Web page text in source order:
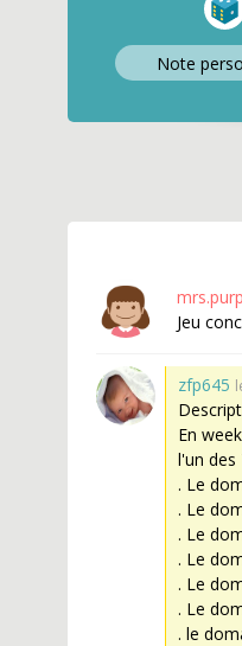
Note perso
Jeu
zfp645
En
l'un des
. Le
. Le
. Le
. Le
. Le
. Le
. le